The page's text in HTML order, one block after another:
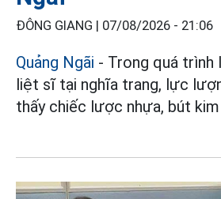
ĐÔNG GIANG | 07/08/2026 - 21:06
Quảng Ngãi - Trong quá trình
liệt sĩ tại nghĩa trang, lực
thấy chiếc lược nhựa, bút